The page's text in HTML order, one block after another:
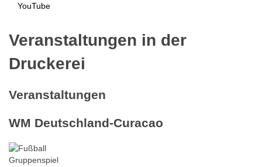
YouTube
Veranstaltungen in der
Druckerei
Veranstaltungen
WM Deutschland-Curacao
Gruppenspiel